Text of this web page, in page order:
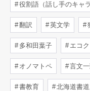
役割語（話し手のキャ
翻訳 英文学
多和田葉子 エコク
オノマトペ 言文
書教育 北海道書道